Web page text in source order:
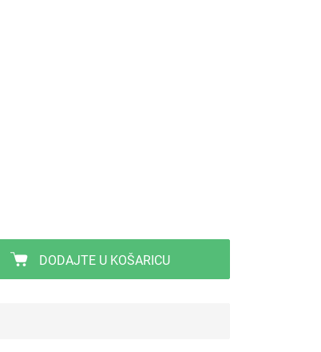
DODAJTE U KOŠARICU